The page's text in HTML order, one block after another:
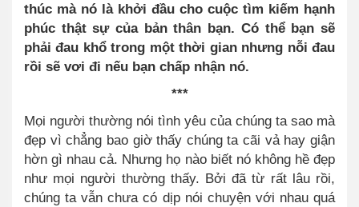
thúc mà nó là khởi đầu cho cuộc tìm kiếm hạnh
phúc thật sự của bản thân bạn. Có thể bạn sẽ
phải đau khổ trong một thời gian nhưng nỗi đau
rồi sẽ vơi đi nếu bạn chấp nhận nó.
***
Mọi người thường nói tình yêu của chúng ta sao mà
đẹp vì chẳng bao giờ thấy chúng ta cãi vả hay giận
hờn gì nhau cả. Nhưng họ nào biết nó không hề đẹp
như mọi người thường thấy. Bởi đã từ rất lâu rồi,
chúng ta vẫn chưa có dịp nói chuyện với nhau quá